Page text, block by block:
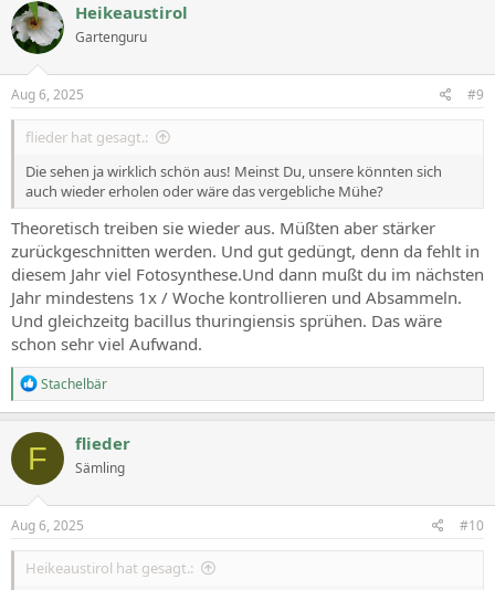
Heikeaustirol
Gartenguru
Aug 6, 2025 #9
flieder hat gesagt.:
Die sehen ja wirklich schön aus! Meinst Du, unsere könnten sich
auch wieder erholen oder wäre das vergebliche Mühe?
Theoretisch treiben sie wieder aus. Müßten aber stärker
zurückgeschnitten werden. Und gut gedüngt, denn da fehlt in
diesem Jahr viel Fotosynthese.Und dann mußt du im nächsten
Jahr mindestens 1x / Woche kontrollieren und Absammeln.
Und gleichzeitg bacillus thuringiensis sprühen. Das wäre
schon sehr viel Aufwand.
R
e
a
c
t
o
n
s
Stachelbär
F flieder
Sämling
Aug 6, 2025 #10
Heikeaustirol hat gesagt.: